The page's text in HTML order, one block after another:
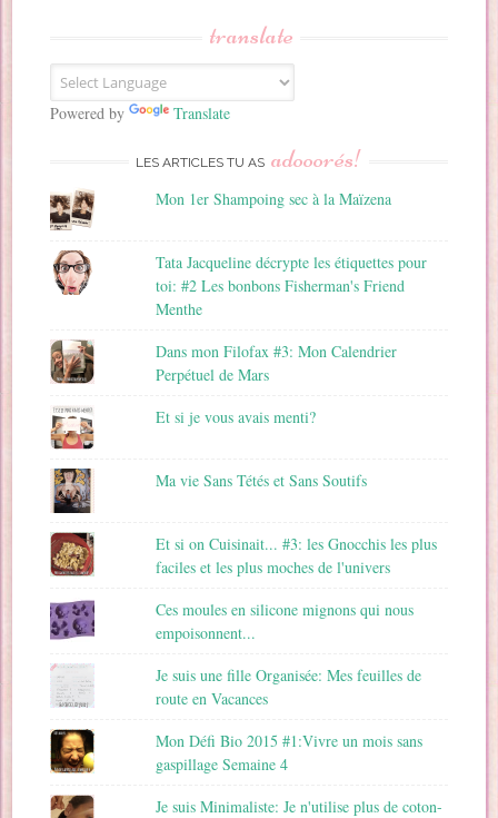
E
m
a
translate
Powered by Translate
LES ARTICLES TU AS adooorés!
Mon 1er Shampoing sec à la Maïzena
Tata Jacqueline décrypte les étiquettes pour
toi: #2 Les bonbons Fisherman's Friend
Menthe
Dans mon Filofax #3: Mon Calendrier
Perpétuel de Mars
Et si je vous avais menti?
Ma vie Sans Tétés et Sans Soutifs
Et si on Cuisinait... #3: les Gnocchis les plus
faciles et les plus moches de l'univers
Ces moules en silicone mignons qui nous
empoisonnent...
Je suis une fille Organisée: Mes feuilles de
route en Vacances
Mon Défi Bio 2015 #1:Vivre un mois sans
gaspillage Semaine 4
Je suis Minimaliste: Je n'utilise plus de coton-